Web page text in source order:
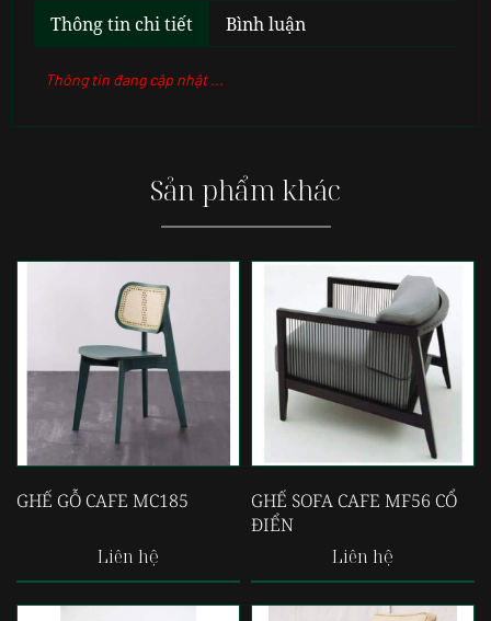
Thông tin chi tiết Bình luận
Thông tin đang cập nhật ...
Sản phẩm khác
GHẾ GỖ CAFE MC185
Liên hệ
GHẾ SOFA CAFE MF56 CỔ
ĐIỂN
Liên hệ